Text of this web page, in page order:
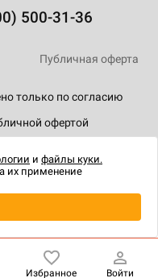
₽
500-31-36
только по согласию
офертой
Публичная оферта
Избранное Войти
и файлы куки.
их применение